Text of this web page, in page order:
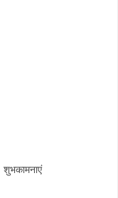
शुभकामनाएं